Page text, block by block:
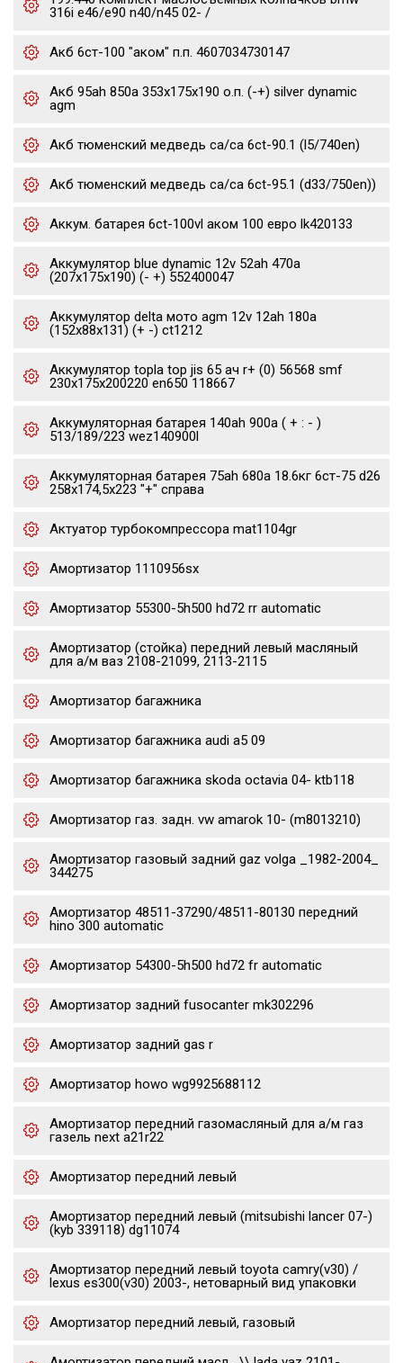
316i e46/e90 n40/n45 02- /
Акб 6ст-100 "аком" п.п. 4607034730147
Акб 95ah 850a 353x175x190 о.п. (-+) silver dynamic
agm
Акб тюменский медведь ca/ca 6ct-90.1 (l5/740en)
Акб тюменский медведь ca/ca 6ct-95.1 (d33/750en))
Аккум. батарея 6ct-100vl аком 100 евро lk420133
Аккумулятор blue dynamic 12v 52ah 470a
(207x175x190) (- +) 552400047
Аккумулятор delta мото agm 12v 12ah 180a
(152x88x131) (+ -) ct1212
Аккумулятор topla top jis 65 ач r+ (0) 56568 smf
230x175x200220 en650 118667
Аккумуляторная батарея 140ah 900a ( + : - )
513/189/223 wez140900l
Аккумуляторная батарея 75ah 680a 18.6кг 6ст-75 d26
258x174,5x223 "+" справа
Актуатор турбокомпрессора mat1104gr
Амортизатор 1110956sx
Амортизатор 55300-5h500 hd72 rr automatic
Амортизатор (стойка) передний левый масляный
для а/м ваз 2108-21099, 2113-2115
Амортизатор багажника
Амортизатор багажника audi a5 09
Амортизатор багажника skoda octavia 04- ktb118
Амортизатор газ. задн. vw amarok 10- (m8013210)
Амортизатор газовый задний gaz volga _1982-2004_
344275
Амортизатор 48511-37290/48511-80130 передний
hino 300 automatic
Амортизатор 54300-5h500 hd72 fr automatic
Амортизатор задний fusocanter mk302296
Амортизатор задний gas r
Амортизатор howo wg9925688112
Амортизатор передний газомасляный для а/м газ
газель next a21r22
Амортизатор передний левый
Амортизатор передний левый (mitsubishi lancer 07-)
(kyb 339118) dg11074
Амортизатор передний левый toyota camry(v30) /
lexus es300(v30) 2003-, нетоварный вид упаковки
Амортизатор передний левый, газовый